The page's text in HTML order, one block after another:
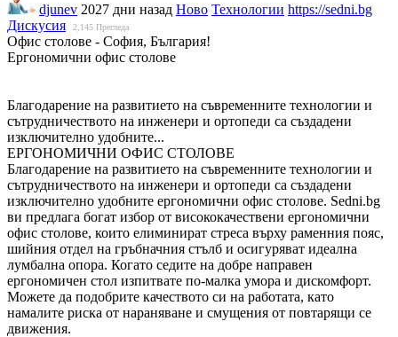
djunev 2027 дни назад Ново Технологии https://sedni.bg
Дискусия
2,145 Прегледа
Офис столове - София, България!
Ергономични офис столове
Благодарение на развитието на съвременните технологии и
сътрудничеството на инженери и ортопеди са създадени
изключително удобните...
ЕРГОНОМИЧНИ ОФИС СТОЛОВЕ
Благодарение на развитието на съвременните технологии и
сътрудничеството на инженери и ортопеди са създадени
изключително удобните ергономични офис столове. Sedni.bg
ви предлага богат избор от висококачествени ергономични
офис столове, които елиминират стреса върху раменния пояс,
шийния отдел на гръбначния стълб и осигуряват идеална
лумбална опора. Когато седите на добре направен
ергономичен стол изпитвате по-малка умора и дискомфорт.
Можете да подобрите качеството си на работата, като
намалите риска от нараняване и смущения от повтарящи се
движения.